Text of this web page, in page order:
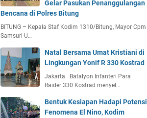
Gelar Pasukan Penanggulangan
Bencana di Polres Bitung
BITUNG – Kepala Staf Kodim 1310/Bitung, Mayor Cpm
Samsuri U…
Natal Bersama Umat Kristiani di
Lingkungan Yonif R 330 Kostrad
Jakarta. Batalyon Infanteri Para
Raider 330 Kostrad menyel…
Bentuk Kesiapan Hadapi Potensi
Fenomena El Nino, Kodim